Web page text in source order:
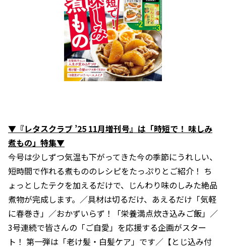
▼『レタスクラブ ’25 11月増刊号』は「時短で！ 味しみ
煮もの」特集▼
今号は少しずつ気温も下がってきた今の季節にうれしい、
短時間で作れる煮もののレシピをたっぷりとご紹介！ ち
ょっとしたテクを加えるだけで、じんわり味のしみた絶品
煮物が完成します。／具材は切るだけ、あえるだけ「気軽
に春巻き」／おかずいらず！「栄養満点炊き込みご飯」／
3号連続で皆さんの「ご自愛」を応援する企画がスター
ト！ 第一弾は「老け髪・白髪ケア」です／【とじ込み付